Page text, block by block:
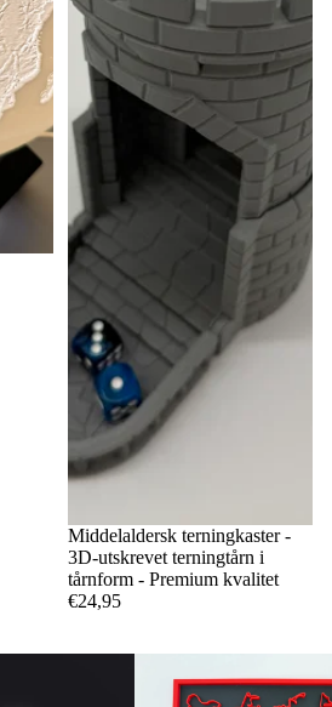
Middelaldersk terningkaster -
3D-utskrevet terningtårn i
tårnform - Premium kvalitet
€24,95